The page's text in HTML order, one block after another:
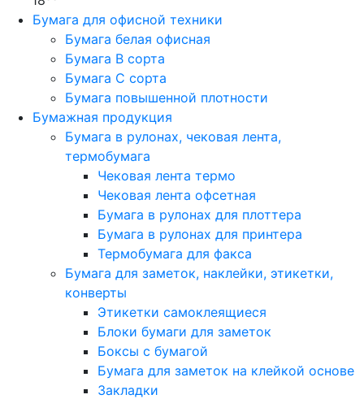
Бумага для офисной техники
Бумага белая офисная
Бумага B сорта
Бумага C сорта
Бумага повышенной плотности
Бумажная продукция
Бумага в рулонах, чековая лента,
термобумага
Чековая лента термо
Чековая лента офсетная
Бумага в рулонах для плоттера
Бумага в рулонах для принтера
Термобумага для факса
Бумага для заметок, наклейки, этикетки,
конверты
Этикетки самоклеящиеся
Блоки бумаги для заметок
Боксы с бумагой
Бумага для заметок на клейкой основе
Закладки